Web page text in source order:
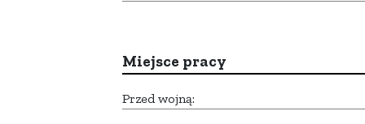
Miejsce pracy
Przed wojną: